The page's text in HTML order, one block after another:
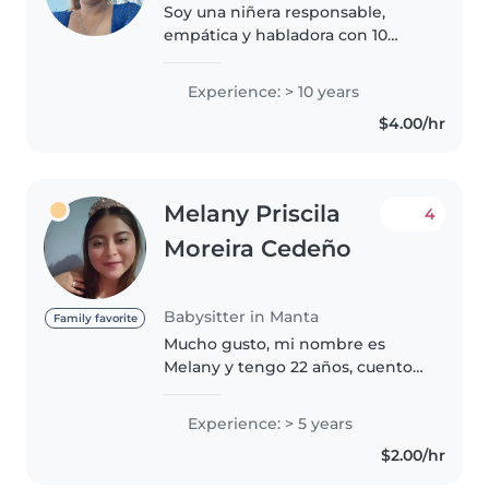
Soy una niñera responsable,
empática y habladora con 10
preescolares y escolares. Puedo
ayudar con tareas del hogar,
Experience: > 10 years
$4.00/hr
Family favorite
Melany Priscila
Moreira Cedeño
Babysitter in Manta
4
Mucho gusto, mi nombre es
Melany y tengo 22 años, cuento
gusta interactuar con niños de
todas las edades, soy muy
amistosa y transmito confianza,
Experience: > 5 years
$2.00/hr